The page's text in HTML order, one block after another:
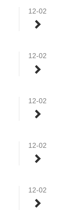
12-02
12-02
12-02
12-02
12-02